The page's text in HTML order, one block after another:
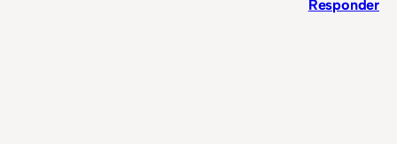
Responder